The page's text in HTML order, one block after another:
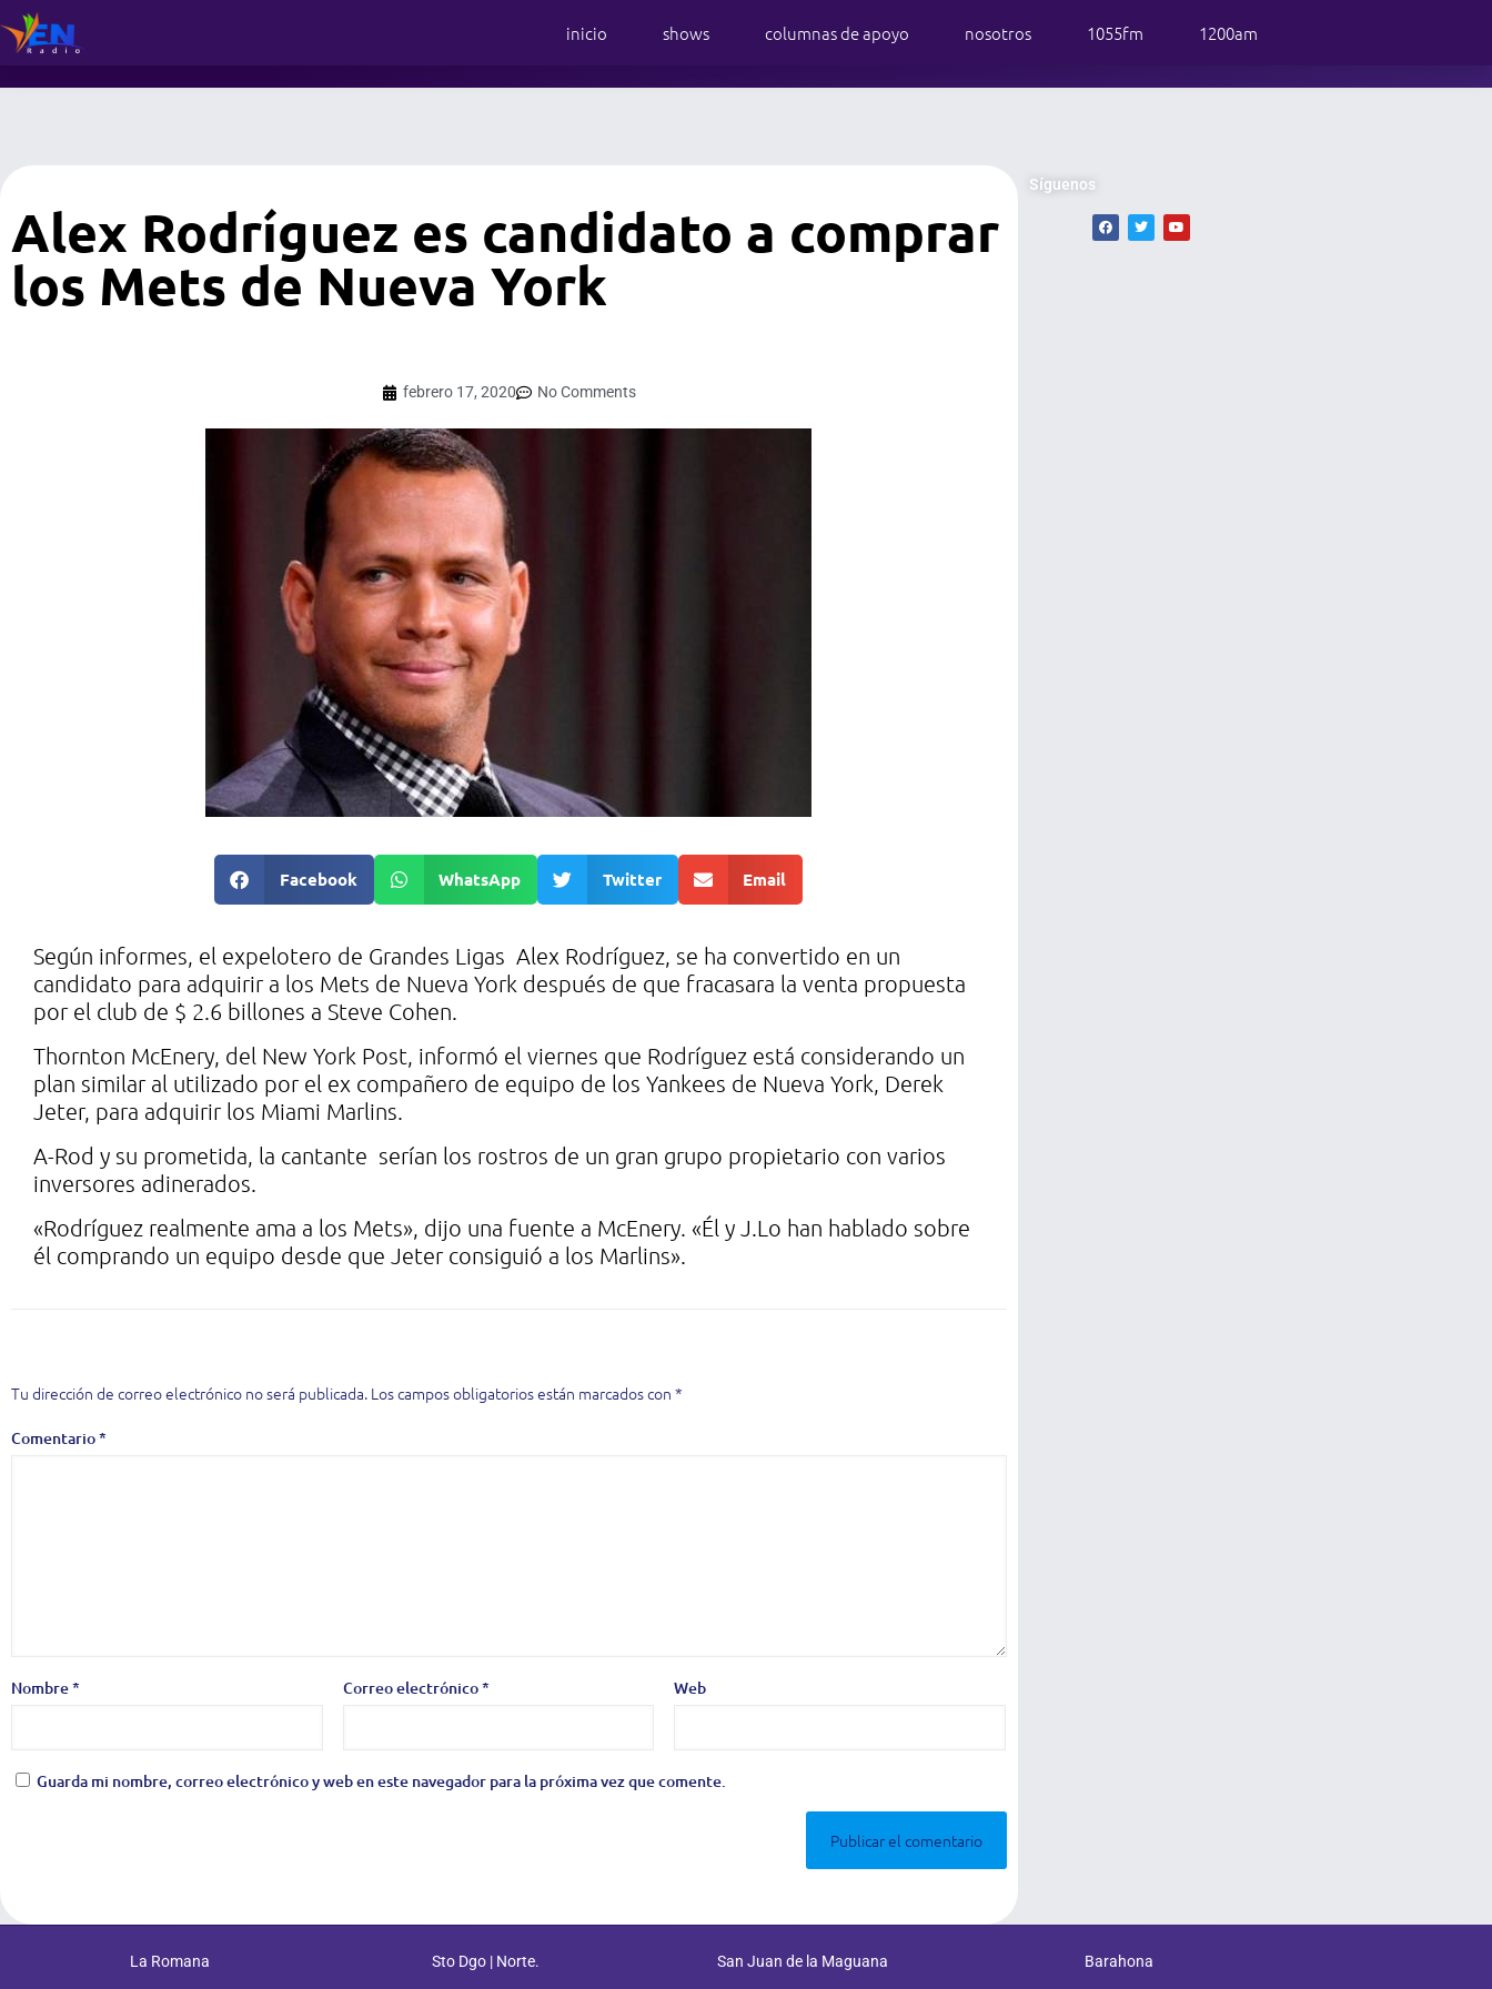
inicio shows columnas de apoyo nosotros 1055fm 1200am
Alex Rodríguez es candidato a comprar
los Mets de Nueva York
febrero 17, 2020 No Comments
Facebook WhatsApp Twitter Email
Según informes, el expelotero de Grandes Ligas Alex Rodríguez, se ha convertido en un
candidato para adquirir a los Mets de Nueva York después de que fracasara la venta propuesta
por el club de $ 2.6 billones a Steve Cohen.
Thornton McEnery, del New York Post, informó el viernes que Rodríguez está considerando un
plan similar al utilizado por el ex compañero de equipo de los Yankees de Nueva York, Derek
Jeter, para adquirir los Miami Marlins.
A-Rod y su prometida, la cantante serían los rostros de un gran grupo propietario con varios
inversores adinerados.
«Rodríguez realmente ama a los Mets», dijo una fuente a McEnery. «Él y J.Lo han hablado sobre
él comprando un equipo desde que Jeter consiguió a los Marlins».
Tu dirección de correo electrónico no será publicada. Los campos obligatorios están marcados con *
Comentario*
Nombre* Correo electrónico* Web
Guarda mi nombre, correo electrónico y web en este navegador para la próxima vez que comente.
Síguenos
La Romana Sto Dgo | Norte. San Juan de la Maguana Barahona